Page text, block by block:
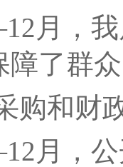
12 月，
障了群
购和财
12 月，